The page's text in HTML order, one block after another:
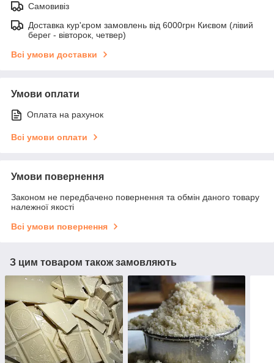
Самовивіз
Доставка кур'єром замовлень від 6000грн Києвом (лівий
берег - вівторок, четвер)
Всі умови доставки
Умови оплати
Оплата на рахунок
Всі умови оплати
Умови повернення
Законом не передбачено повернення та обмін даного товару
належної якості
Всі умови повернення
З цим товаром також замовляють